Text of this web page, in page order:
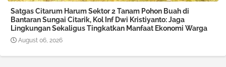
Satgas Citarum Harum Sektor 2 Tanam Pohon Buah di
Bantaran Sungai Citarik, Kol Inf Dwi Kristiyanto: Jaga
Lingkungan Sekaligus Tingkatkan Manfaat Ekonomi Warga
August 06, 2026